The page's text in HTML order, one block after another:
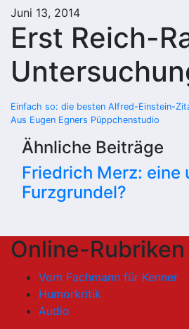
Juni 13, 2014
Erst Reich-
Einfach so: die besten Alfred-Einstein-
Aus Eugen Egners Püppchenstudio
Ähnliche Beiträge
Friedrich Merz: eine
Furzgrundel?
Online-Rubriken
Vom Fachmann für Kenner
Humorkritik
Audio